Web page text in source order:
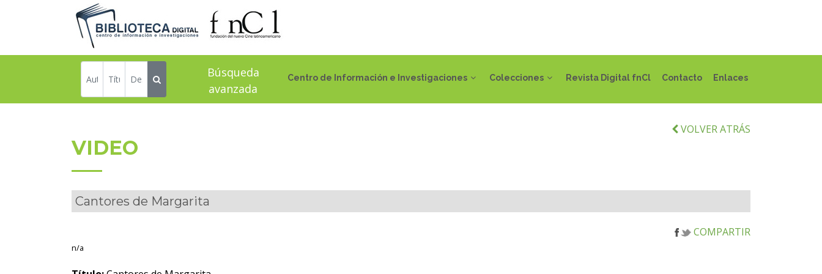
Centro de Información e Investigaciones Colecciones Revista Digital fnCl Contacto Enlaces
Búsqueda
avanzada
VOLVER ATRÁS
VIDEO
Cantores de Margarita
COMPARTIR
n/a